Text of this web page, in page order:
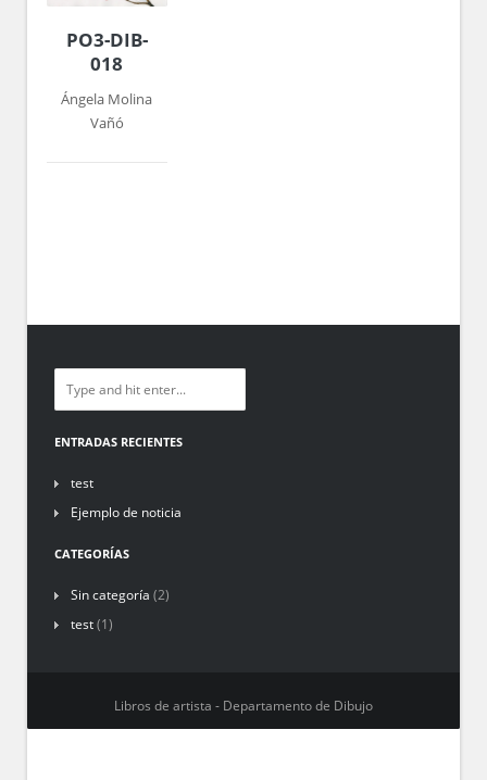
PO3-DIB-
018
Ángela Molina
Vañó
ENTRADAS RECIENTES
test
Ejemplo de noticia
CATEGORÍAS
Sin categoría (2)
test(1)
Libros de artista - Departamento de Dibujo